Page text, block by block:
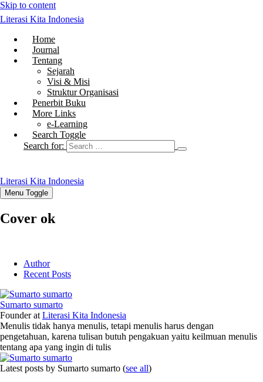
Skip to content
Literasi Kita Indonesia
Home
Journal
Tentang
Sejarah
Visi & Misi
Struktur Organisasi
Penerbit Buku
More Links
e-Learning
Search Toggle
Search for:
Literasi Kita Indonesia
Menu Toggle
Cover ok
Author
Recent Posts
Sumarto sumarto
Founderat Literasi Kita Indonesia
Menulis tidak hanya menulis, tetapi menulis harus dengan
pengetahuan, karena tulisan butuh pengakuan yaitu keilmuan menulis
tentang apa yang ingin di tulis
Latest posts by Sumarto sumarto (see all)